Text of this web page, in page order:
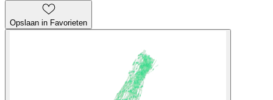
Opslaan in Favorieten